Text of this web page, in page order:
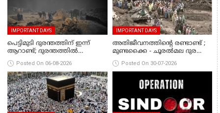
IMPORTANT DAYS
പെട്ടിമുടി ദുരന്തത്തിന് ഇന്ന്
ആറാണ്ട്; ദുരന്തത്തിൽ
പൊലിഞ്ഞത് 70 ജീവനുകൾ
Posted On 06-08-2026
IMPORTANT DAYS
അതിജീവനത്തിന്റെ രണ്ടാണ്ട് ;
മുണ്ടക്കൈ - ചൂരല്‍മല ദുരന്തം
നടന്നിട്ട് ഇന്നേക്ക് 2 വര്‍ഷം
Posted On 30-07-2026